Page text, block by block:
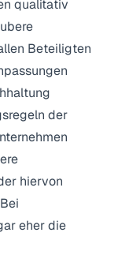
qualitativ
Beteiligten
der
hiervon
eher die